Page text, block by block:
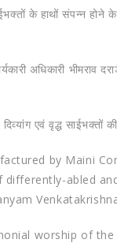
के हाथों संपन्न होने
अधिकारी भीमराव
एवं वृद्ध साईभक्तों
by Maini
differently-abled
worship of